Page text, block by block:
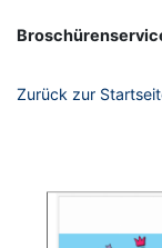
Zurück zur